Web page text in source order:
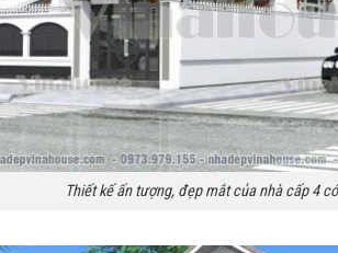
Thiết kế ấn tượng, đẹp mắt của nhà cấp 4